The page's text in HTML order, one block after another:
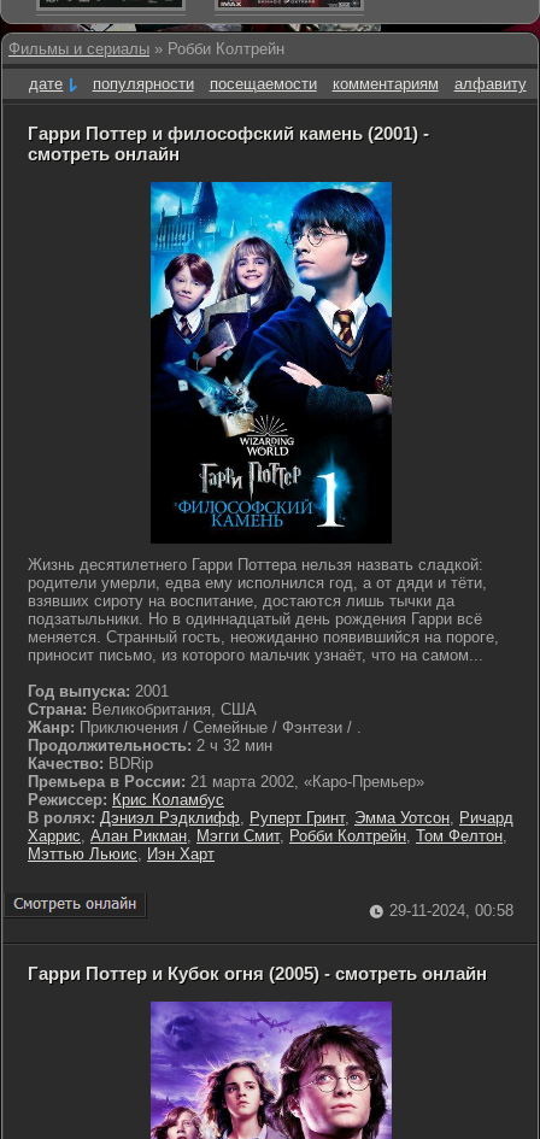
Фильмы и сериалы » Робби Колтрейн
дате
популярности посещаемости комментариям алфавиту
Гарри Поттер и философский камень (2001) -
смотреть онлайн
Жизнь десятилетнего Гарри Поттера нельзя назвать сладкой:
родители умерли, едва ему исполнился год, а от дяди и тёти,
взявших сироту на воспитание, достаются лишь тычки да
подзатыльники. Но в одиннадцатый день рождения Гарри всё
меняется. Странный гость, неожиданно появившийся на пороге,
приносит письмо, из которого мальчик узнаёт, что на самом...
Год выпуска: 2001
Страна: Великобритания, США
Жанр: Приключения / Семейные / Фэнтези / .
Продолжительность: 2 ч 32 мин
Качество: BDRip
Премьера в России: 21 марта 2002, «Каро-Премьер»
Режиссер: Крис Коламбус
В ролях: Дэниэл Рэдклифф, Руперт Гринт, Эмма Уотсон, Ричард
Харрис, Алан Рикман, Мэгги Смит, Робби Колтрейн, Том Фелтон,
Мэттью Льюис, Иэн Харт
29-11-2024, 00:58
Гарри Поттер и Кубок огня (2005) - смотреть онлайн